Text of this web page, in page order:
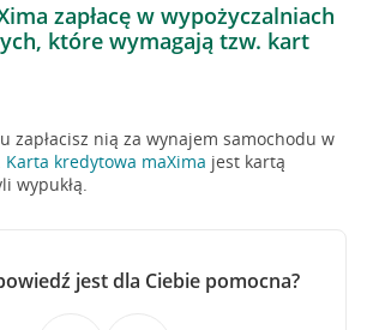
zapłacę w wypożyczalniach
które wymagają tzw. kart
zapłacisz nią za wynajem samochodu w
Karta kredytowa maXima jest kartą
wypukłą.
jest dla Ciebie pomocna?